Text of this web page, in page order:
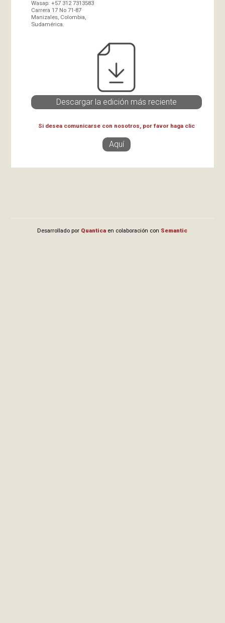
Wasap: +57 312 7313583
Carrera 17 No 71-87
Manizales, Colombia,
Sudamérica.
Descargar la edición más reciente
Si desea comunicarse con nosotros, por favor haga clic
Aquí
Desarrollado por Quantica en colaboración con Semantic